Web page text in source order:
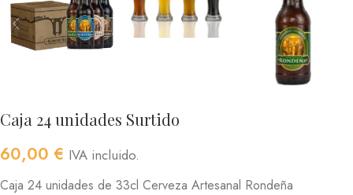
Caja 24 unidades Surtido
60,00 € IVA incluido.
Caja 24 unidades de 33cl Cerveza Artesanal Rondeña